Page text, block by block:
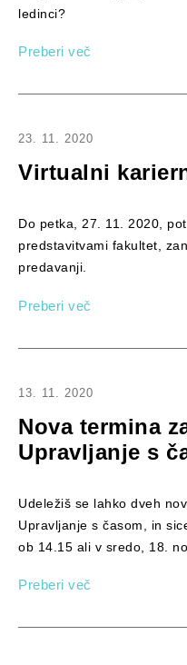
ledinci?
Preberi več
23. 11. 2020
Virtualni
Do petka, 27. 11. 2020,
predstavitvami fakultet,
predavanji.
Preberi več
13. 11. 2020
Nova termina
Upravljanje s
Udeležiš se lahko dveh
Upravljanje s časom, in
ob 14.15 ali v sredo, 18.
Preberi več